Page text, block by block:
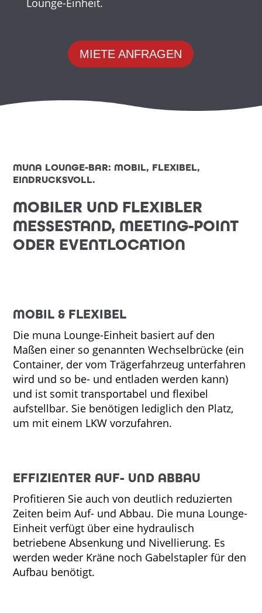
Lounge-Einheit.
MIETE ANFRAGEN
MUNA LOUNGE-BAR: MOBIL, FLEXIBEL,
EINDRUCKSVOLL.
MOBILER UND FLEXIBLER
MESSESTAND, MEETING-POINT
ODER EVENTLOCATION
MOBIL & FLEXIBEL
Die muna Lounge-Einheit basiert auf den
Maßen einer so genannten Wechselbrücke (ein
Container, der vom Trägerfahrzeug unterfahren
wird und so be- und entladen werden kann)
und ist somit transportabel und flexibel
aufstellbar. Sie benötigen lediglich den Platz,
um mit einem LKW vorzufahren.
EFFIZIENTER AUF- UND ABBAU
Profitieren Sie auch von deutlich reduzierten
Zeiten beim Auf- und Abbau. Die muna Lounge-
Einheit verfügt über eine hydraulisch
betriebene Absenkung und Nivellierung. Es
werden weder Kräne noch Gabelstapler für den
Aufbau benötigt.